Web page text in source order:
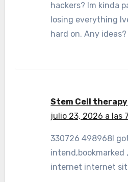
hackers? Im kinda
losing everything
hard on. Any ideas?
Stem Cell therapy
julio 23, 2026 a las
330726 498968I
intend,bookmarked
internet internet